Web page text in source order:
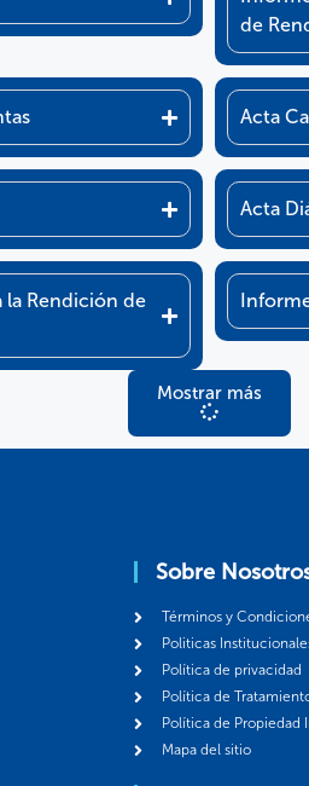
de
Acta
Acta
la Rendición de
Mostrar más
Sobre
Términos y
Politicas
Política de privacidad
Política de
Política de Propiedad
Mapa del sitio